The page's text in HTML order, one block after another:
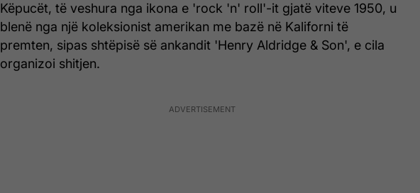
Këpucët, të veshura nga ikona e 'rock 'n' roll'-it gjatë viteve 1950, u
blenë nga një koleksionist amerikan me bazë në Kaliforni të
premten, sipas shtëpisë së ankandit 'Henry Aldridge & Son', e cila
organizoi shitjen.